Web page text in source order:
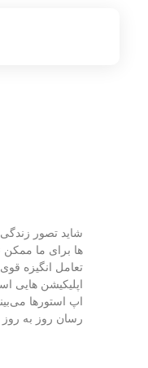
شاید تصور
ها برای ما ممکن
تعامل انگیزه
اپلیکیشن هایی
اپ استورها
رسان روز به